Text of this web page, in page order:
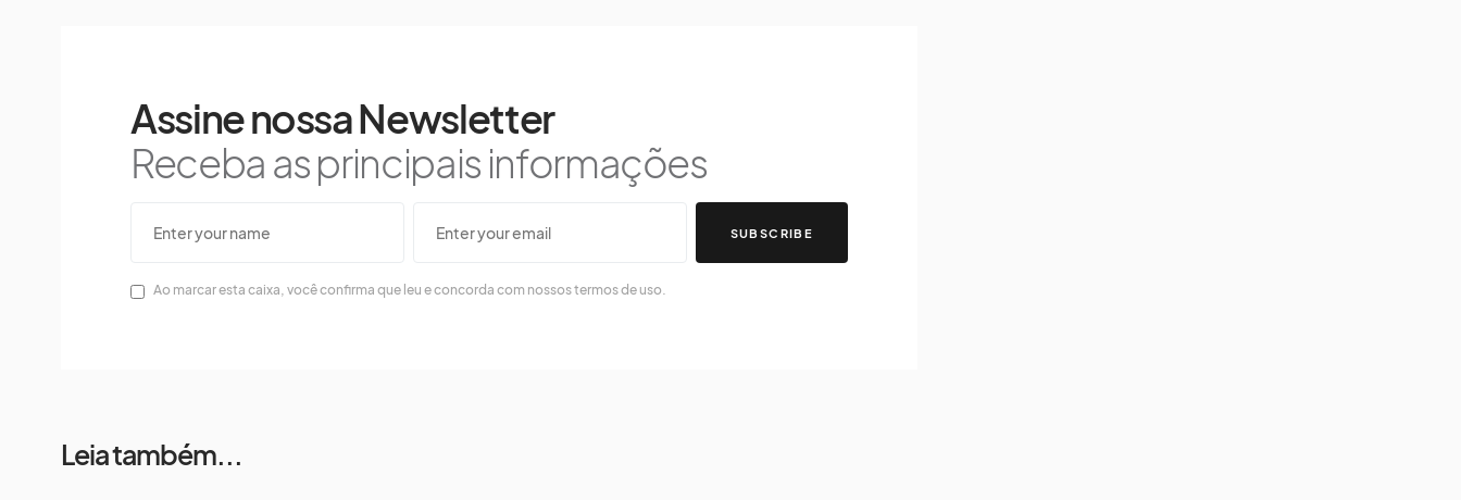
Assine nossa Newsletter
Receba as principais informações
SUBSCRIBE
Ao marcar esta caixa, você confirma que leu e concorda com nossos termos de uso.
Leia também...